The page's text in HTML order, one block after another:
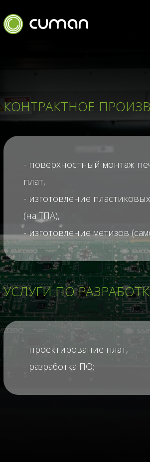
КОНТРАКТНОЕ
- поверхностный монтаж
плат,
- изготовление
(на ТПА),
- изготовление метизов
УСЛУГИ ПО
- проектирование плат,
- разработка ПО;